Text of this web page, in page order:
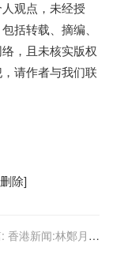
观点，未经授
括转载、摘编、
，且未核实版权
请作者与我们联
除]
香港新闻:林鄭月娥